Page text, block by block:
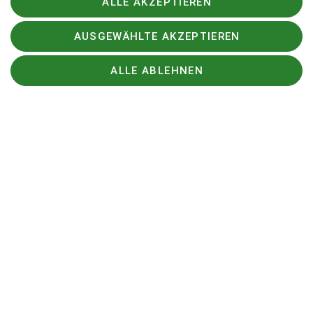
Zum einen ist der Tourenleiter verhindert,
andererseits ist der Durchgang durch die Klamm
wegen eines Erdrutsches und Baumfällarbeiten zurzeit
AUSGEWÄHLTE AKZEPTIEREN
ALLE ABLEHNEN